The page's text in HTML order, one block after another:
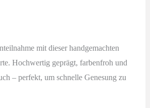
mit dieser handgemachten
Hochwertig geprägt, farbenfroh und
– perfekt, um schnelle Genesung zu